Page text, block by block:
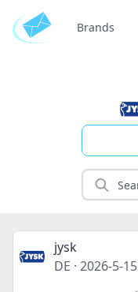
Brands
jysk
DE · 2026-5-15